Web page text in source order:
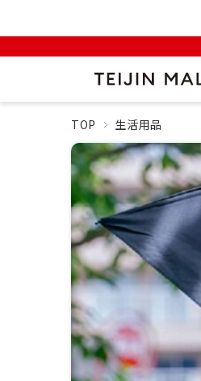
TOP 生活用品